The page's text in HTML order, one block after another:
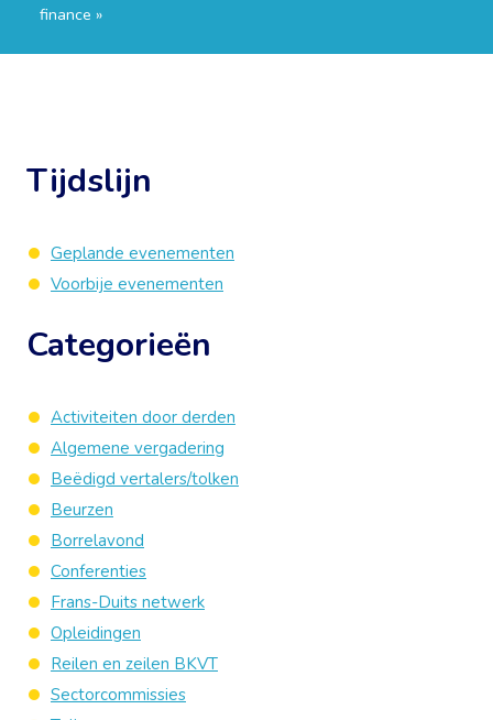
finance »
Tijdslijn
Geplande evenementen
Voorbije evenementen
Categorieën
Activiteiten door derden
Algemene vergadering
Beëdigd vertalers/tolken
Beurzen
Borrelavond
Conferenties
Frans-Duits netwerk
Opleidingen
Reilen en zeilen BKVT
Sectorcommissies